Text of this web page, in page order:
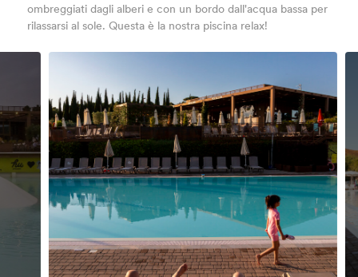
ombreggiati dagli alberi e con un bordo dall'acqua bassa per
rilassarsi al sole. Questa è la nostra piscina relax!